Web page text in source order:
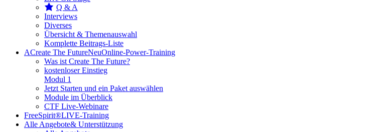
Q & A
Interviews
Diverses
Übersicht & Themenauswahl
Komplette Beitrags-Liste
ACreate The FutureNeuOnline-Power-Training
Was ist Create The Future?
kostenloser Einstieg
Modul 1
Jetzt Starten und ein Paket auswählen
Module im Überblick
CTF Live-Webinare
FreeSpirit®LIVE-Training
Alle Angebote& Unterstützung